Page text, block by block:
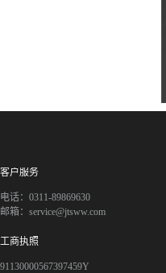
客户服务
电话：0311-89869630
邮箱：service@jtsww.com
工商执照
91130000567397459Y